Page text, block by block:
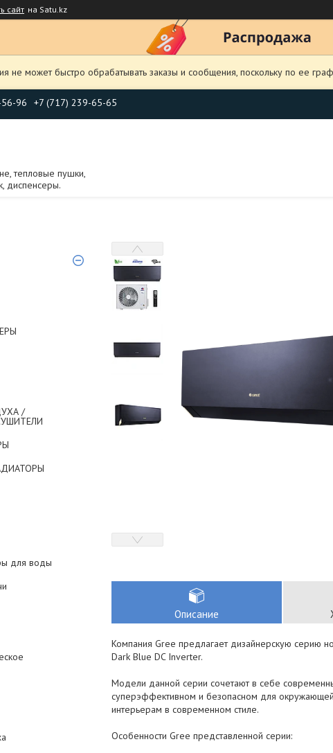
сайт на Satu.kz
не может быстро обрабатывать заказы и сообщения, поскольку по ее
96 +7 (717) 239-65-65
тепловые пушки,
диспенсеры.
/
для воды
Описание
Компания Gree предлагает дизайнерскую серию
Dark Blue DC Inverter.
Модели данной серии сочетают в себе
суперэффективном и безопасном для
интерьерам в современном стиле.
Особенности Gree представленной серии: